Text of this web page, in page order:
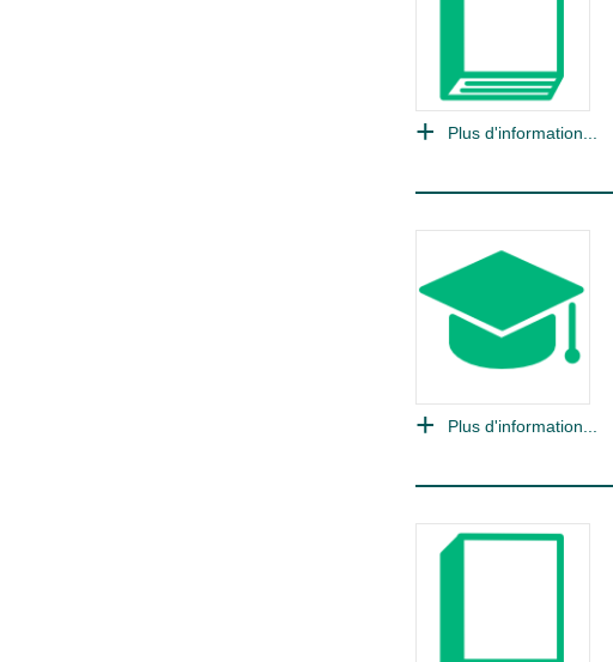
Plus d'information...
Plus d'information...